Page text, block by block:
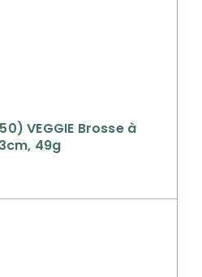
VEGGIE Brosse à
49g